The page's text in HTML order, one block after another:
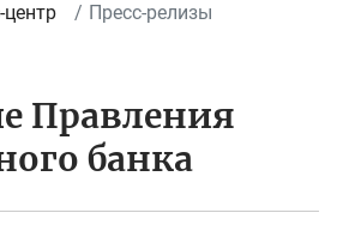
центр Пресс-релизы
Правления
банка